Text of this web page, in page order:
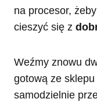
na procesor,
cieszyć się z
Weźmy znowu
gotową ze
samodzielnie